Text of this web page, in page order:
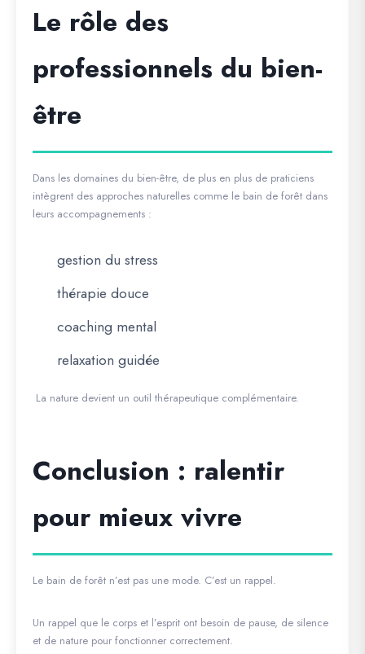
Le rôle des
professionnels du bien-
être
Dans les domaines du bien-être, de plus en plus de praticiens
intègrent des approches naturelles comme le bain de forêt dans
leurs accompagnements :
gestion du stress
thérapie douce
coaching mental
relaxation guidée
La nature devient un outil thérapeutique complémentaire.
Conclusion : ralentir
pour mieux vivre
Le bain de forêt n’est pas une mode. C’est un rappel.
Un rappel que le corps et l’esprit ont besoin de pause, de silence
et de nature pour fonctionner correctement.